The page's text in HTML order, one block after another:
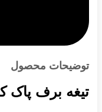
توضیحات محصول
تیغه برف پاک کن پژو